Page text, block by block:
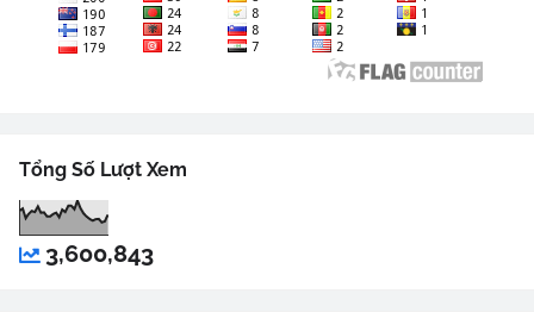
Tổng Số Lượt Xem
3,600,843